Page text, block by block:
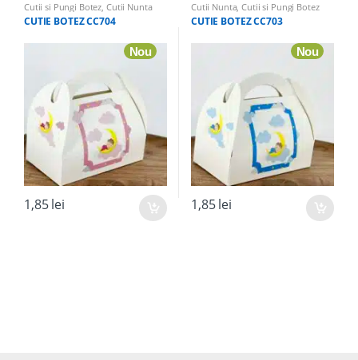
Cutii si Pungi Botez, Cutii Nunta
CUTIE BOTEZ CC704
Nou
1,85lei
Cutii Nunta,Cutii si Pungi Botez
CUTIE BOTEZ CC703
Nou
1,85lei